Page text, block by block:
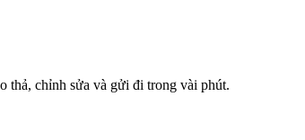
thả, chỉnh sửa và gửi đi trong vài phút.